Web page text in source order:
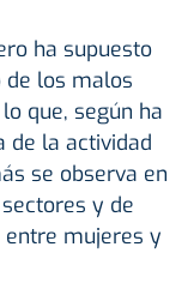
ha supuesto
de los malos
que, según ha
de la actividad
se observa en
y de
mujeres y